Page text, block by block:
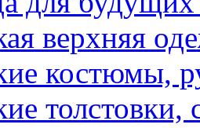
верхняя
костюмы,
толстовки,